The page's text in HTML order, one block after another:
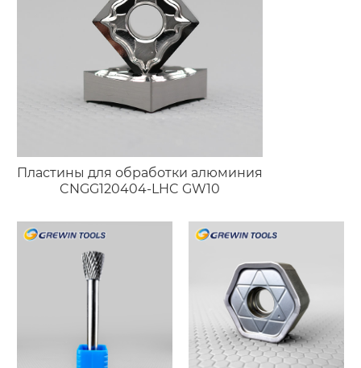
Пластины для обработки алюминия
CNGG120404-LHC GW10